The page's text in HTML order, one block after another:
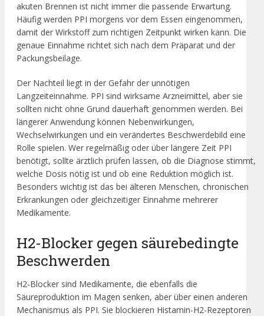
akuten Brennen ist nicht immer die passende Erwartung.
Häufig werden PPI morgens vor dem Essen eingenommen,
damit der Wirkstoff zum richtigen Zeitpunkt wirken kann. Die
genaue Einnahme richtet sich nach dem Präparat und der
Packungsbeilage.
Der Nachteil liegt in der Gefahr der unnötigen
Langzeiteinnahme. PPI sind wirksame Arzneimittel, aber sie
sollten nicht ohne Grund dauerhaft genommen werden. Bei
längerer Anwendung können Nebenwirkungen,
Wechselwirkungen und ein verändertes Beschwerdebild eine
Rolle spielen. Wer regelmäßig oder über längere Zeit PPI
benötigt, sollte ärztlich prüfen lassen, ob die Diagnose stimmt,
welche Dosis nötig ist und ob eine Reduktion möglich ist.
Besonders wichtig ist das bei älteren Menschen, chronischen
Erkrankungen oder gleichzeitiger Einnahme mehrerer
Medikamente.
H2-Blocker gegen säurebedingte
Beschwerden
H2-Blocker sind Medikamente, die ebenfalls die
Säureproduktion im Magen senken, aber über einen anderen
Mechanismus als PPI. Sie blockieren Histamin-H2-Rezeptoren